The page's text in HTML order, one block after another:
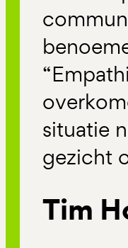
situatie
gezicht
Tim